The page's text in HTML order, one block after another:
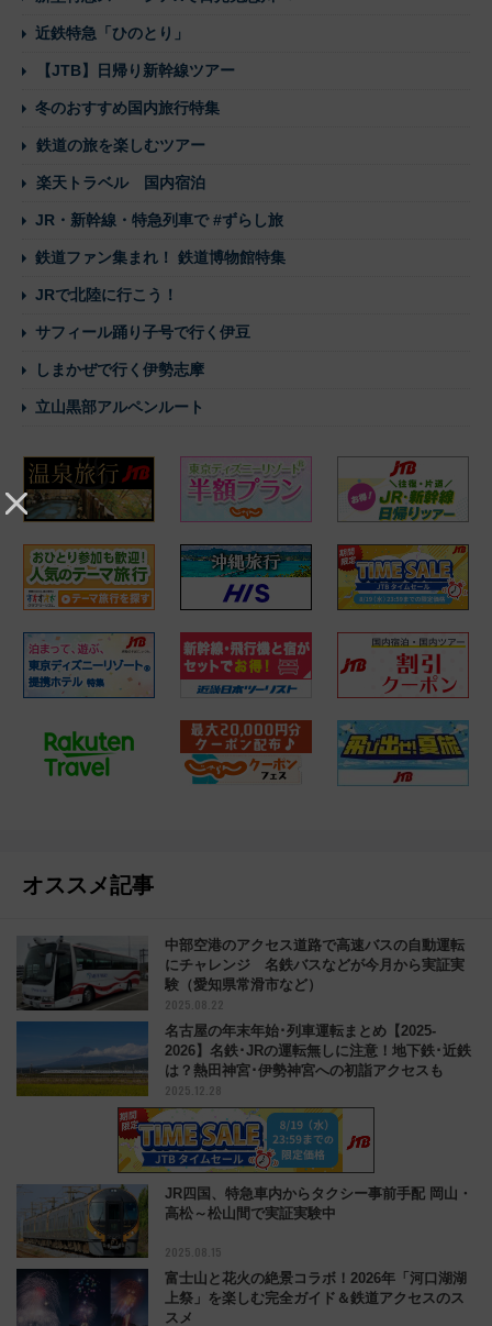
近鉄特急「ひのとり」
【JTB】日帰り新幹線ツアー
冬のおすすめ国内旅行特集
鉄道の旅を楽しむツアー
楽天トラベル 国内宿泊
JR・新幹線・特急列車で #ずらし旅
鉄道ファン集まれ！ 鉄道博物館特集
JRで北陸に行こう！
サフィール踊り子号で行く伊豆
しまかぜで行く伊勢志摩
立山黒部アルペンルート
オススメ記事
中部空港のアクセス道路で高速バスの自動運転
にチャレンジ 名鉄バスなどが今月から実証実
験（愛知県常滑市など）
2025.08.22
名古屋の年末年始･列車運転まとめ【2025-
2026】名鉄･JRの運転無しに注意！地下鉄･近鉄
は？熱田神宮･伊勢神宮への初詣アクセスも
2025.12.28
JR四国、特急車内からタクシー事前手配 岡山・
高松～松山間で実証実験中
2025.08.15
富士山と花火の絶景コラボ！2026年「河口湖湖
上祭」を楽しむ完全ガイド＆鉄道アクセスのス
スメ